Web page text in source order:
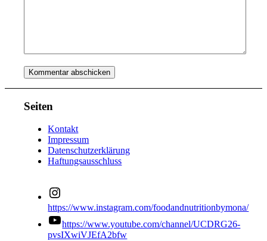
Seiten
Kontakt
Impressum
Datenschutzerklärung
Haftungsausschluss
https://www.instagram.com/foodandnutritionbymona/
https://www.youtube.com/channel/UCDRG26-
pvsIXwiVJEfA2bfw